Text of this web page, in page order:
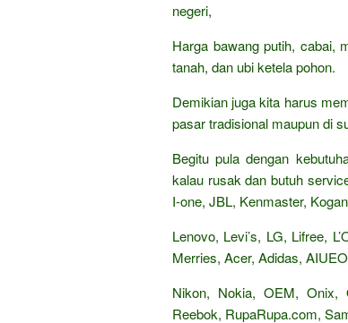
negeri,
Harga bawang putih, cabai,
tanah, dan ubi ketela pohon.
Demikian juga kita harus
pasar tradisional maupun di
Begitu pula dengan
kalau rusak dan butuh
I-one, JBL, Kenmaster,
Lenovo, Levi’s, LG, Lifree,
Merries, Acer, Adidas,
Nikon, Nokia, OEM, Onix,
Reebok, RupaRupa.com,